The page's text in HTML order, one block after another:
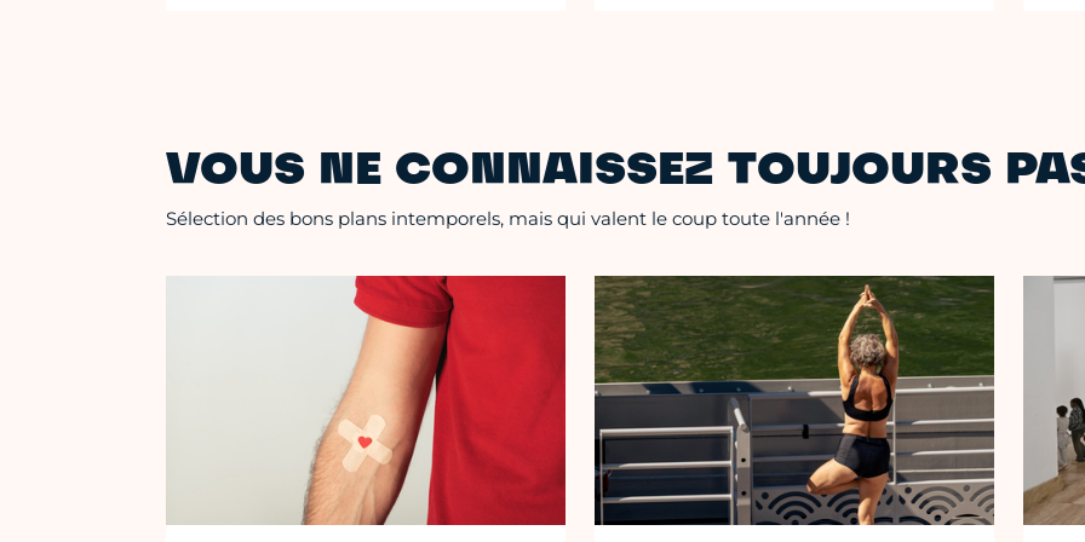
VOUS NE CONNAISSEZ TOUJOURS
Sélection des bons plans intemporels, mais qui valent le coup toute l'année !